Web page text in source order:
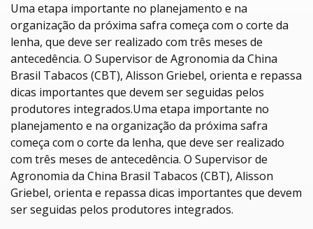
Uma etapa importante no planejamento e na
organização da próxima safra começa com o corte da
lenha, que deve ser realizado com três meses de
antecedência. O Supervisor de Agronomia da China
Brasil Tabacos (CBT), Alisson Griebel, orienta e repassa
dicas importantes que devem ser seguidas pelos
produtores integrados.Uma etapa importante no
planejamento e na organização da próxima safra
começa com o corte da lenha, que deve ser realizado
com três meses de antecedência. O Supervisor de
Agronomia da China Brasil Tabacos (CBT), Alisson
Griebel, orienta e repassa dicas importantes que devem
ser seguidas pelos produtores integrados.